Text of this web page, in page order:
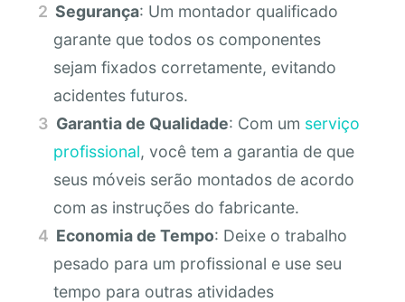
Segurança: Um montador qualificado
garante que todos os componentes
sejam fixados corretamente, evitando
acidentes futuros.
Garantia de Qualidade: Com um serviço
profissional, você tem a garantia de que
seus móveis serão montados de acordo
com as instruções do fabricante.
Economia de Tempo: Deixe o trabalho
pesado para um profissional e use seu
tempo para outras atividades